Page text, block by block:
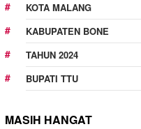
KOTA MALANG
KABUPATEN BONE
TAHUN 2024
BUPATI TTU
MASIH HANGAT